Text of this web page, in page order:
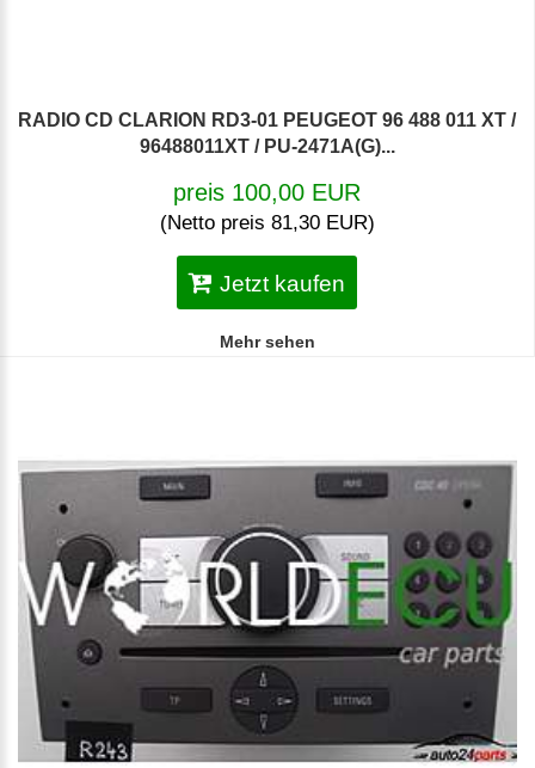
RADIO CD CLARION RD3-01 PEUGEOT 96 488 011 XT /
96488011XT / PU-2471A(G)...
preis 100,00 EUR
(Netto preis 81,30 EUR)
Jetzt kaufen
Mehr sehen